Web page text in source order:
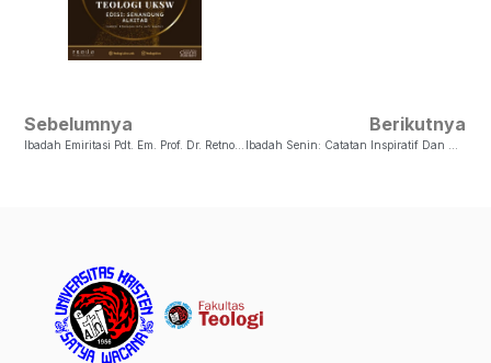
Sebelumnya
Ibadah Emiritasi Pdt. Em. Prof. Dr. Retnowati, S.Th., M.Si.
Berikutnya
Ibadah Senin: Catatan Inspiratif Dan Harapan Di Balik Komitmen Kerja Dan Lagu Satu Hati